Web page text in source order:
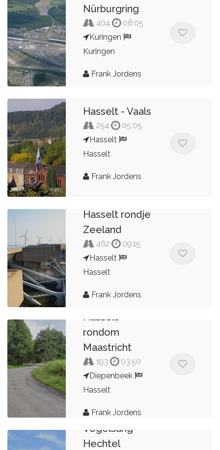
Nürburgring
404
08:05
Kuringen
Kuringen
Frank Jordens
Hasselt - Vaals
254
05:05
Hasselt
Hasselt
Frank Jordens
Hasselt rondje
Zeeland
462
09:15
Hasselt
Hasselt
Frank Jordens
Hasselt
rondom
Maastricht
193
03:50
Diepenbeek
Hasselt
Frank Jordens
Hechtel -
Vogelsang -
Hechtel